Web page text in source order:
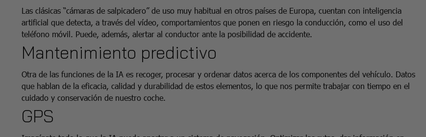
Las clásicas “cámaras de salpicadero” de uso muy habitual en otros países de Europa, cuentan con inteligencia
artificial que detecta, a través del vídeo, comportamientos que ponen en riesgo la conducción, como el uso del
teléfono móvil. Puede, además, alertar al conductor ante la posibilidad de accidente.
Mantenimiento predictivo
Otra de las funciones de la IA es recoger, procesar y ordenar datos acerca de los componentes del vehículo. Datos
que hablan de la eficacia, calidad y durabilidad de estos elementos, lo que nos permite trabajar con tiempo en el
cuidado y conservación de nuestro coche.
GPS